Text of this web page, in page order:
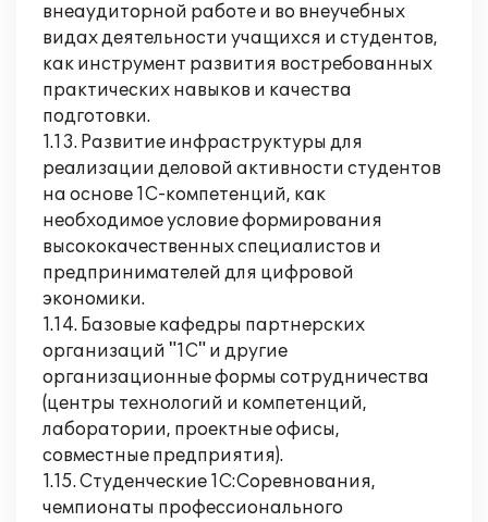
внеаудиторной работе и во внеучебных
видах деятельности учащихся и студентов,
как инструмент развития востребованных
практических навыков и качества
подготовки.
1.13. Развитие инфраструктуры для
реализации деловой активности студентов
на основе 1С-компетенций, как
необходимое условие формирования
высококачественных специалистов и
предпринимателей для цифровой
экономики.
1.14. Базовые кафедры партнерских
организаций "1С" и другие
организационные формы сотрудничества
(центры технологий и компетенций,
лаборатории, проектные офисы,
совместные предприятия).
1.15. Студенческие 1С:Соревнования,
чемпионаты профессионального